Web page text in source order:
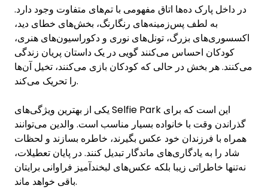
در داخل پارک ده‌ها اتاق مفهومی با تم‌های متفاوت وجود دارد.
به لطف پس‌زمینه‌های رنگارنگ، بخش‌های خطای دید،
اکسسوری‌های بزرگ، تونل‌های نوری و دکوراسیون‌های هنری،
کودکان احساس می‌کنند گویی در یک داستان پریان زندگی
می‌کنند. هر بخش در حالی که کودکان بازی می‌کنند، تخیل آن‌ها
را تحریک می‌کند.
یکی از بهترین ویژگی‌های Selfie Park این است که برای
گذراندن وقت با خانواده بسیار مناسب است. والدین می‌توانند
همراه با فرزندان خود عکس بگیرند، خاطره بسازند و لحظات
شاد را به یادگاری‌های ماندگار تبدیل کنند. در پایان تعطیلات،
نه‌تنها خاطراتی زیبا بلکه عکس‌های لبخندآمیز فراوانی برایتان
باقی خواهد ماند.